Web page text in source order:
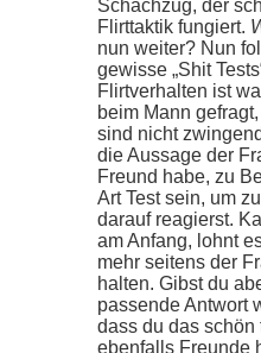
Schachzug, der
Flirttaktik fungiert.
nun weiter? Nun
gewisse „Shit
Flirtverhalten ist
beim Mann
sind nicht
die Aussage der
Freund habe, zu
Art Test sein, um
darauf reagierst.
am Anfang, lohnt
mehr seitens der
halten. Gibst du
passende Antwort
dass du das schön
ebenfalls Freunde